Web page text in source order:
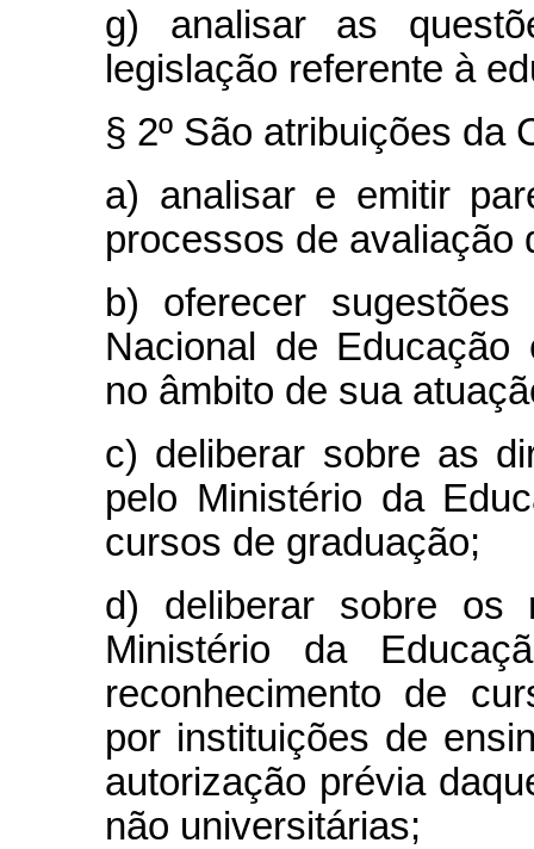
g) analisar as
legislação referente à
§ 2º São atribuições da
a) analisar e emitir
processos de avaliação
b) oferecer
Nacional de Educação
no âmbito de sua
c) deliberar sobre as
pelo Ministério da
cursos de graduação;
d) deliberar sobre os
Ministério da
reconhecimento de
por instituições de
autorização prévia
não universitárias;